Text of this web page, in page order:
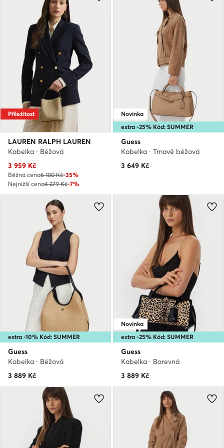
Příležitost
LAUREN RALPH LAUREN
Kabelka · Béžová
Aktuální cena
3 959 Kč
Běžná cena6 100 Kč-35%
Nejnižší cena4 279 Kč-7%
extra -25% Kód: SUMMER
Novinka
Guess
Kabelka · Tmavě béžová
3 649 Kč
extra -10% Kód: SUMMER
Guess
Kabelka · Béžová
3 889 Kč
extra -25% Kód: SUMMER
Novinka
Guess
Kabelka · Barevná
3 889 Kč